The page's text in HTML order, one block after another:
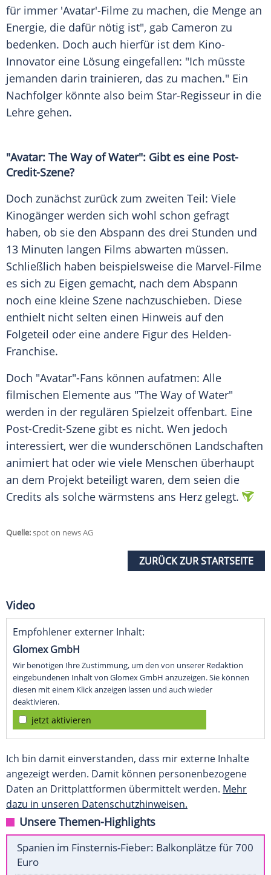
für immer 'Avatar'-Filme zu machen, die Menge an
Energie, die dafür nötig ist", gab Cameron zu
bedenken. Doch auch hierfür ist dem Kino-
Innovator eine Lösung eingefallen: "Ich müsste
jemanden darin trainieren, das zu machen." Ein
Nachfolger könnte also beim Star-Regisseur in die
Lehre gehen.
"Avatar: The Way of Water": Gibt es eine Post-
Credit-Szene?
Doch zunächst zurück zum zweiten Teil: Viele
Kinogänger werden sich wohl schon gefragt
haben, ob sie den Abspann des drei Stunden und
13 Minuten langen Films abwarten müssen.
Schließlich haben beispielsweise die Marvel-Filme
es sich zu Eigen gemacht, nach dem Abspann
noch eine kleine Szene nachzuschieben. Diese
enthielt nicht selten einen Hinweis auf den
Folgeteil oder eine andere Figur des Helden-
Franchise.
Doch "Avatar"-Fans können aufatmen: Alle
filmischen Elemente aus "The Way of Water"
werden in der regulären Spielzeit offenbart. Eine
Post-Credit-Szene gibt es nicht. Wen jedoch
interessiert, wer die wunderschönen Landschaften
animiert hat oder wie viele Menschen überhaupt
an dem Projekt beteiligt waren, dem seien die
Credits als solche wärmstens ans Herz gelegt.
Quelle:spot on news AG
ZURÜCK ZUR STARTSEITE
Video
Empfohlener externer Inhalt:
Glomex GmbH
Wir benötigen Ihre Zustimmung, um den von unserer Redaktion
eingebundenen Inhalt von Glomex GmbH anzuzeigen. Sie können
diesen mit einem Klick anzeigen lassen und auch wieder
deaktivieren.
jetzt aktivieren
Ich bin damit einverstanden, dass mir externe Inhalte
angezeigt werden. Damit können personenbezogene
Daten an Drittplattformen übermittelt werden. Mehr
dazu in unseren Datenschutzhinweisen.
Unsere Themen-Highlights
Spanien im Finsternis-Fieber: Balkonplätze für 700
Euro